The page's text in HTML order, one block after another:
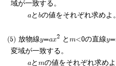
域が一致する。
aとbの値をそれぞれ求めよ
放物線y=ax2
とm<0の直線
変域が一致する。
aとmの値をそれぞれ求めよ